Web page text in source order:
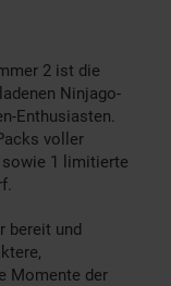
2 ist die
Ninjago-
Enthusiasten.
voller
sowie 1 limitierte
bereit und
Momente der